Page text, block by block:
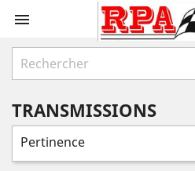

TRANSMISSIONS
Pertinence